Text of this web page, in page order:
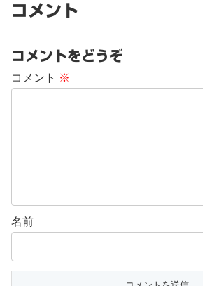
コメント
コメントをどうぞ
コメント ※
名前